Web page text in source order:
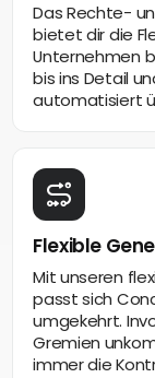
Das Rechte-
bietet dir die
Unternehmen
bis ins Detail
automatisiert
Flexible
Mit unseren
passt sich
umgekehrt.
Gremien
immer die